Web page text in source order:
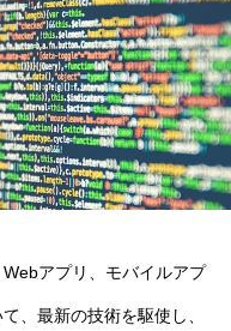
アプリ、モバイルアプ
、最新の技術を駆使し、